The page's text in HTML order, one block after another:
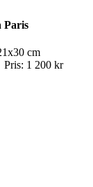
Paris
cm
1 200 kr